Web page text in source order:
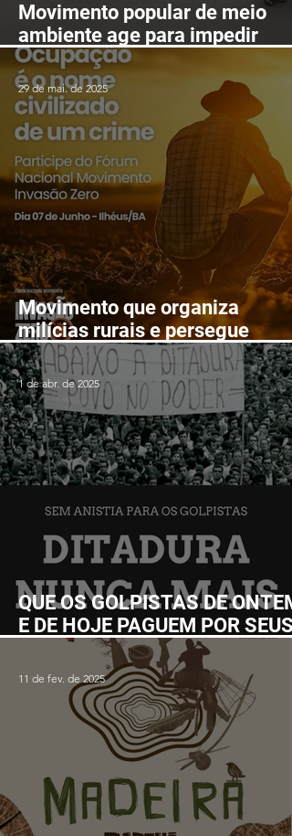
Movimento popular de meio
ambiente age para impedir
mineração nas serras de
Itarantim
Movimento que organiza
milícias rurais e persegue
lutadores populares realizará
Fórum Nacional em Ilhéus em
junho
29 de mai. de 2025
QUE OS GOLPISTAS DE ONTEM
E DE HOJE PAGUEM POR SEUS
CRIMES!
1 de abr. de 2025
11 de fev. de 2025